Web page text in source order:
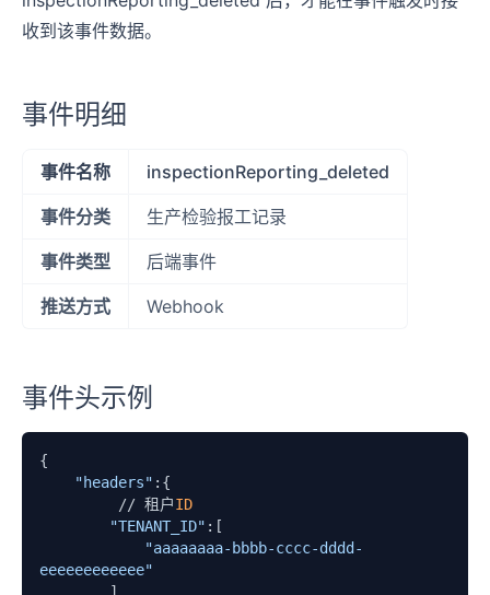
收到该事件数据。
事件明细
事件名称 inspectionReporting_deleted
事件分类 生产检验报工记录
事件类型 后端事件
推送方式 Webhook
事件头示例
{
"headers" :{
         // 租户
ID
"TENANT_ID" :[
"aaaaaaaa-bbbb-cccc-dddd-
eeeeeeeeeeee"